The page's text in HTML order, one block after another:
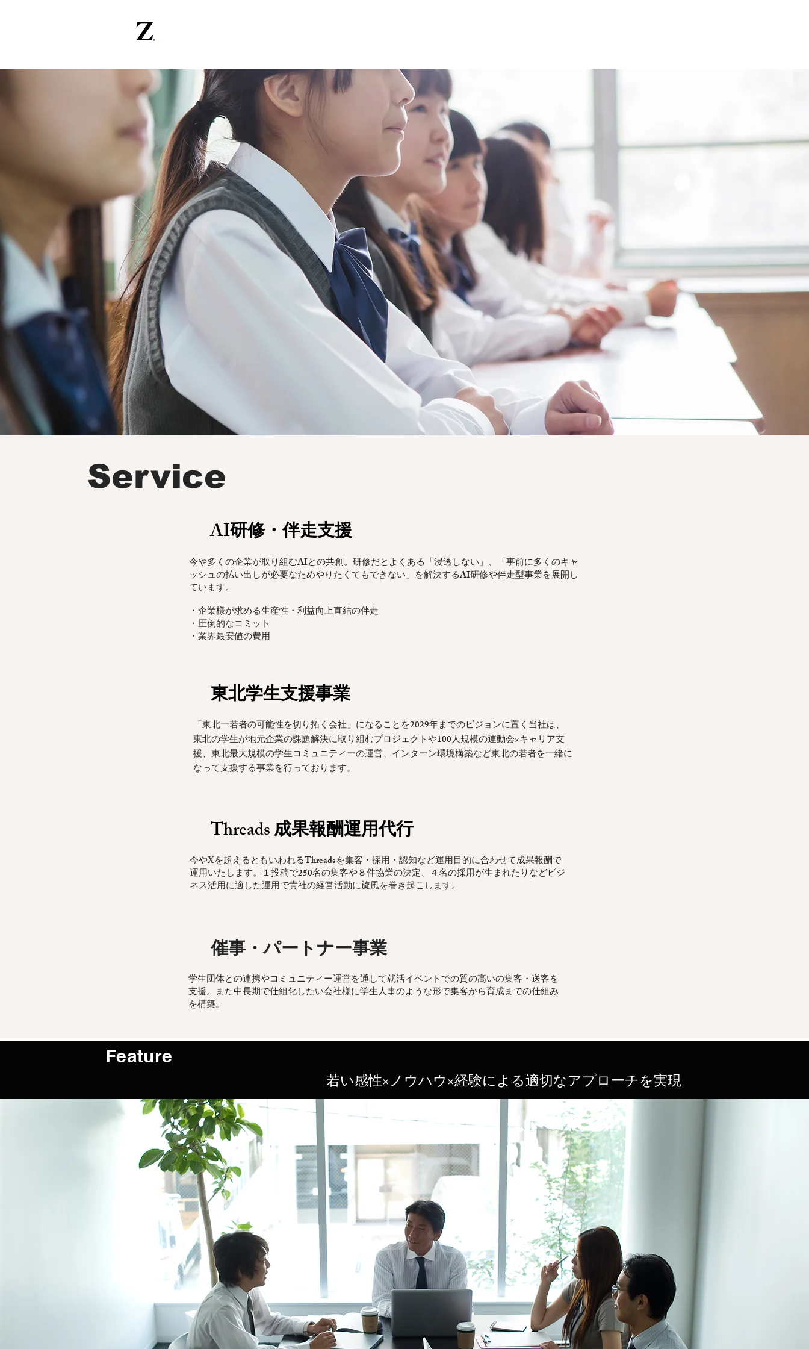
Agreement
leads change
合意こそ変革の始まり。
Service
AI研修・伴走支援
今や多くの企業が取り組むAIとの共創。研修だとよくある「浸透しない」、「事前に多くのキャ
ッシュの払い出しが必要なためやりたくてもできない」を解決するAI研修や伴走型事業を展開し
ています。
・企業様が求める生産性・利益向上直結の伴走
・圧倒的なコミット
​・業界最安値の費用
​東北学生支援事業
​「東北一若者の可能性を切り拓く会社」になることを2029年までのビジョンに置く当社は、
​東北の学生が地元企業の課題解決に取り組むプロジェクトや100人規模の運動会×キャリア支
援、東北最大規模の学生コミュニティーの運営、インターン環境構築など東北の若者を一緒に
なって支援する事業を行っております。
​Threads 成果報酬運用代行
​今やXを超えるともいわれるThreadsを集客・採用・認知など運用目的に合わせて成果報酬で
運用いたします。１投稿で250名の集客や８件協業の決定、４名の採用が生まれたりなどビジ
ネス活用に適した運用で貴社の経営活動に旋風を巻き起こします。
​催事・パートナー事業
​学生団体との連携やコミュニティー運営を通して就活イベントでの質の高いの集客・送客を
支援。また中長期で仕組化したい会社様に学生人事のような形で集客から育成までの仕組み
を構築。
Feature
若い感性×ノウハウ×経験による適切なアプローチを実現